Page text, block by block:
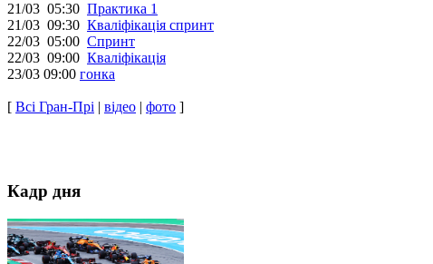
21/03 05:30 Практика 1
21/03 09:30 Кваліфікація спринт
22/03 05:00 Спринт
22/03 09:00 Кваліфікація
23/03 09:00 гонка
[ Всі Гран-Прі | відео | фото ]
Кадр дня